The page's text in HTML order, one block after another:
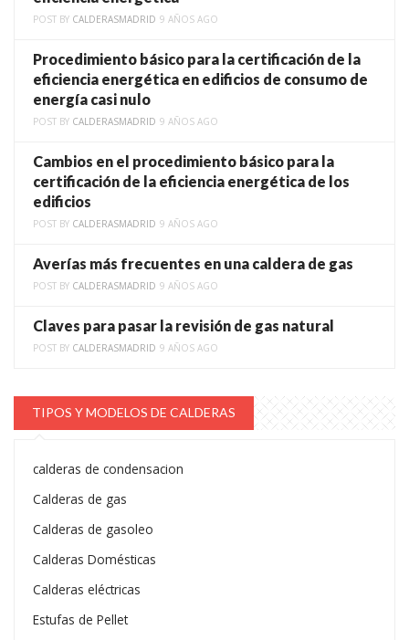
POST BY CALDERASMADRID 9 AÑOS AGO
Procedimiento básico para la certificación de la
eficiencia energética en edificios de consumo de
energía casi nulo
POST BY CALDERASMADRID 9 AÑOS AGO
Cambios en el procedimiento básico para la
certificación de la eficiencia energética de los
edificios
POST BY CALDERASMADRID 9 AÑOS AGO
Averías más frecuentes en una caldera de gas
POST BY CALDERASMADRID 9 AÑOS AGO
Claves para pasar la revisión de gas natural
POST BY CALDERASMADRID 9 AÑOS AGO
TIPOS Y MODELOS DE CALDERAS
calderas de condensacion
Calderas de gas
Calderas de gasoleo
Calderas Domésticas
Calderas eléctricas
Estufas de Pellet